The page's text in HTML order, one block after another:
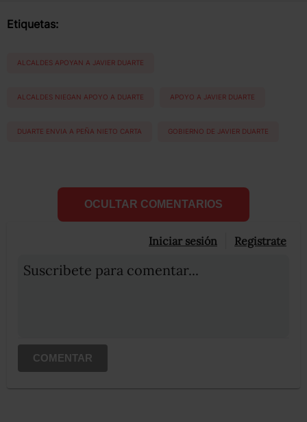
Etiquetas:
ALCALDES APOYAN A JAVIER DUARTE
ALCALDES NIEGAN APOYO A DUARTE APOYO A JAVIER DUARTE
DUARTE ENVIA A PEÑA NIETO CARTA GOBIERNO DE JAVIER DUARTE
OCULTAR COMENTARIOS
Iniciar sesión Registrate
Suscribete para comentar...
COMENTAR